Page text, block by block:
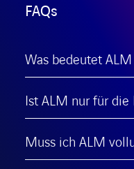
FAQs
Was bedeutet
Ist ALM nur für die
Muss ich ALM